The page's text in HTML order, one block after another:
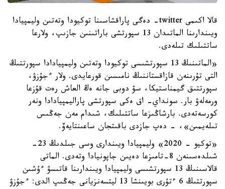
قالا اكىمى twitter- دەگى پاراقشاسىنا توكيودا وتەتىن وليمپيادا
ويىندارىنا الماتىدان 13 سپورتشى باراتىنىن جازىپ، ولارعا
ساتتىلىك تىلەدى.
«الماتىنىڭ 13 سپورتشىسى توكيودا وتەتىن وليمپيادادا سپورتتىڭ
التى تۇرىنەن قازاقستاننىڭ نامىسىن قورعايدى. ولار ءجۇزۋ،
سپورتتىق گيمناستيكا، سۋ دوبى جانە ەڭ العاش رەت قۇزعا
ورمەلەۋ بار. سونداي- اق ەكى سپورتشى پاراليمپيادادا ونەر
كورسەتەدى. بارشاڭىزعا ساتتىلىك، شىدام مەن جەڭىس
تىلەيمىن»، - دەپ جازدى باقىتجان ساعىنتايەۆ.
«توكيو - 2020» وليمپيادا ويىندارى وسى جىلدىڭ 23-
شىلدەسىنەن 8-تامىزعا دەيىن جاپونيادا وتەدى. الماتى
قالاسىنىڭ 13 سپورتشىسى وليمپيادا ويىندارىنا قاتىسۋ ءۇشىن
سپورتتىڭ 6 ءتۇرى بويىنشا 13 ليتسەنزيانى جەڭىپ الدى: ءجۇزۋ